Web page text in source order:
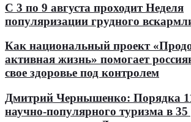
С 3 по 9 августа проходит Неделя
популяризации грудного
Как национальный проект
активная жизнь» помогает
свое здоровье под контролем
Дмитрий Чернышенко: Порядка
научно-популярного туризма в 35